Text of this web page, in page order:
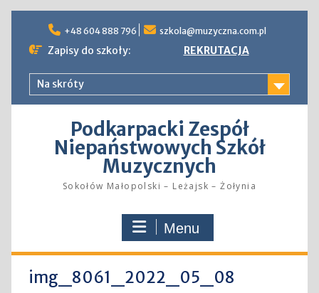
content
+48 604 888 796 szkola@muzyczna.com.pl
Zapisy do szkoły: REKRUTACJA
Na skróty
Podkarpacki Zespół
Niepaństwowych Szkół
Muzycznych
Sokołów Małopolski – Leżajsk – Żołynia
Menu
img_8061_2022_05_08